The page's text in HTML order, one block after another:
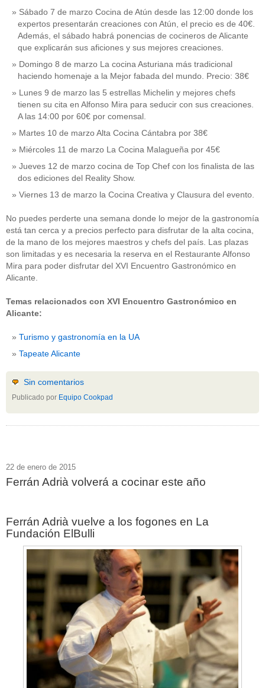
Sábado 7 de marzo Cocina de Atún desde las 12:00 donde los
expertos presentarán creaciones con Atún, el precio es de 40€.
Además, el sábado habrá ponencias de cocineros de Alicante
que explicarán sus aficiones y sus mejores creaciones.
Domingo 8 de marzo La cocina Asturiana más tradicional
haciendo homenaje a la Mejor fabada del mundo. Precio: 38€
Lunes 9 de marzo las 5 estrellas Michelin y mejores chefs
tienen su cita en Alfonso Mira para seducir con sus creaciones.
A las 14:00 por 60€ por comensal.
Martes 10 de marzo Alta Cocina Cántabra por 38€
Miércoles 11 de marzo La Cocina Malagueña por 45€
Jueves 12 de marzo cocina de Top Chef con los finalista de las
dos ediciones del Reality Show.
Viernes 13 de marzo la Cocina Creativa y Clausura del evento.
No puedes perderte una semana donde lo mejor de la gastronomía
está tan cerca y a precios perfecto para disfrutar de la alta cocina,
de la mano de los mejores maestros y chefs del país. Las plazas
son limitadas y es necesaria la reserva en el Restaurante Alfonso
Mira para poder disfrutar del XVI Encuentro Gastronómico en
Alicante.
Temas relacionados con XVI Encuentro Gastronómico en
Alicante:
Turismo y gastronomía en la UA
Tapeate Alicante
Sin comentarios
Publicado por Equipo Cookpad
22 de enero de 2015
Ferrán Adrià volverá a cocinar este año
Ferrán Adrià vuelve a los fogones en La
Fundación ElBulli